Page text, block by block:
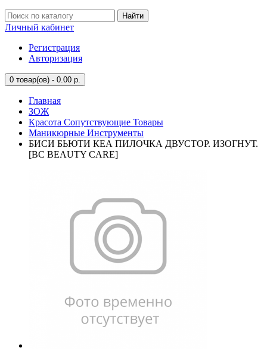
Найти
Личный кабинет
Регистрация
Авторизация
0 товар(ов) - 0.00 р.
Главная
ЗОЖ
Красота Сопутствующие Товары
Маникюрные Инструменты
БИСИ БЬЮТИ КЕА ПИЛОЧКА ДВУСТОР. ИЗОГНУТ.
[BC BEAUTY CARE]